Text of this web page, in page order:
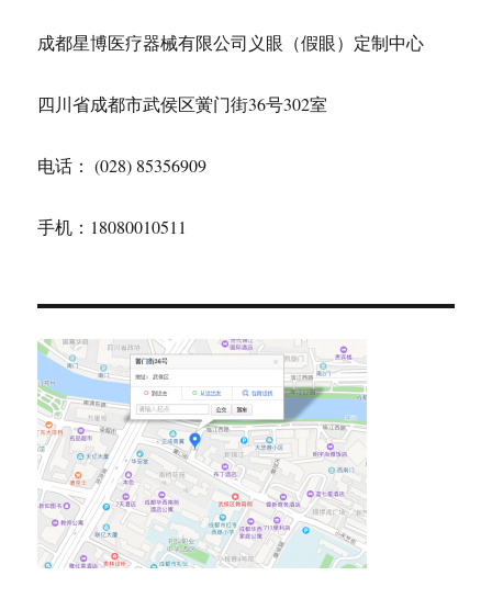
成都星博医疗器械有限公司义眼（假眼）定制中心
四川省成都市武侯区黉门街36号302室
电话： (028) 85356909
手机：18080010511